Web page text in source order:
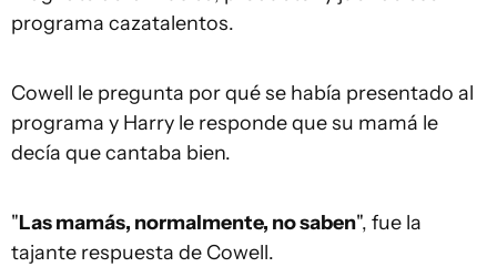
programa cazatalentos.
Cowell le pregunta por qué se había presentado al
programa y Harry le responde que su mamá le
decía que cantaba bien.
"Las mamás, normalmente, no saben", fue la
tajante respuesta de Cowell.